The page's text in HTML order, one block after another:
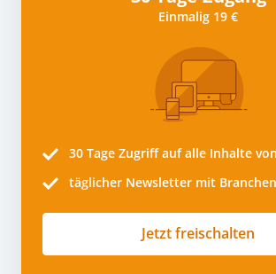
Einmalig 19 €
30 Tage Zugriff auf alle Inhalte
täglicher Newsletter mit
Jetzt freischalten